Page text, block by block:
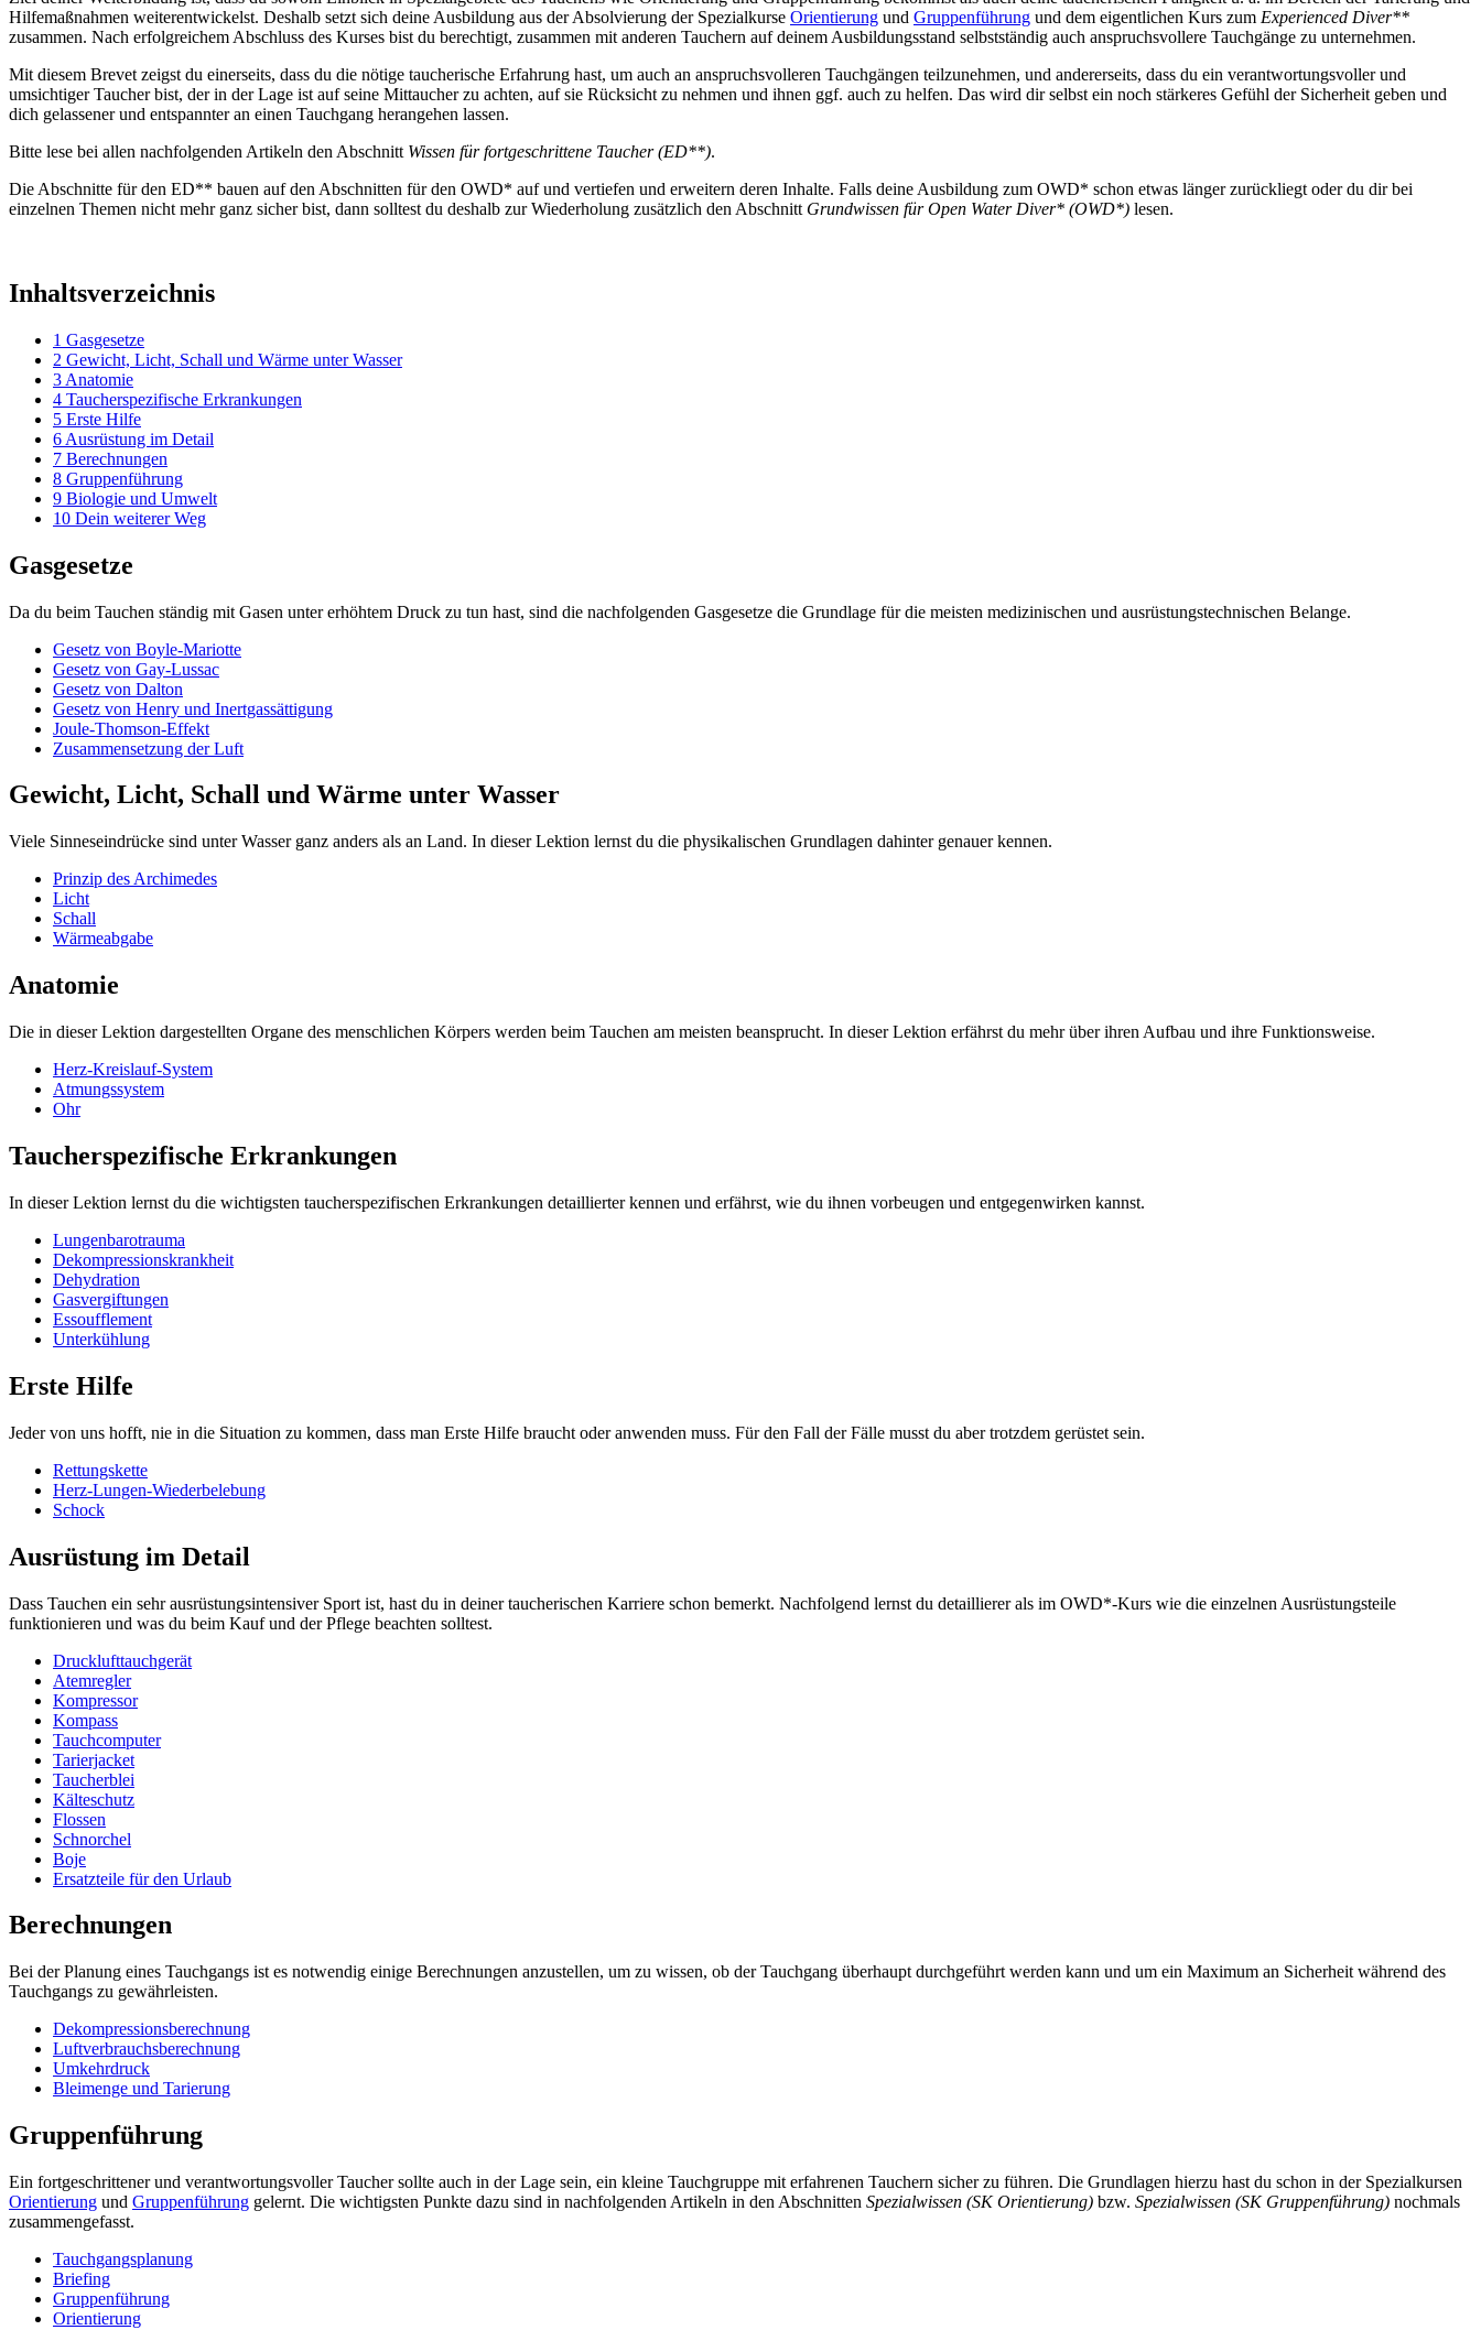
Hilfemaßnahmen weiterentwickelst. Deshalb setzt sich deine Ausbildung aus der Absolvierung der Spezialkurse Orientierung und Gruppenführung und dem eigentlichen Kurs zum Experienced Diver**
zusammen. Nach erfolgreichem Abschluss des Kurses bist du berechtigt, zusammen mit anderen Tauchern auf deinem Ausbildungsstand selbstständig auch anspruchsvollere Tauchgänge zu unternehmen.
Mit diesem Brevet zeigst du einerseits, dass du die nötige taucherische Erfahrung hast, um auch an anspruchsvolleren Tauchgängen teilzunehmen, und andererseits, dass du ein verantwortungsvoller und
umsichtiger Taucher bist, der in der Lage ist auf seine Mittaucher zu achten, auf sie Rücksicht zu nehmen und ihnen ggf. auch zu helfen. Das wird dir selbst ein noch stärkeres Gefühl der Sicherheit geben und
dich gelassener und entspannter an einen Tauchgang herangehen lassen.
Bitte lese bei allen nachfolgenden Artikeln den Abschnitt Wissen für fortgeschrittene Taucher (ED**).
Die Abschnitte für den ED** bauen auf den Abschnitten für den OWD* auf und vertiefen und erweitern deren Inhalte. Falls deine Ausbildung zum OWD* schon etwas länger zurückliegt oder du dir bei
einzelnen Themen nicht mehr ganz sicher bist, dann solltest du deshalb zur Wiederholung zusätzlich den Abschnitt Grundwissen für Open Water Diver* (OWD*) lesen.
Inhaltsverzeichnis
1 Gasgesetze
2 Gewicht, Licht, Schall und Wärme unter Wasser
3 Anatomie
4 Taucherspezifische Erkrankungen
5 Erste Hilfe
6 Ausrüstung im Detail
7 Berechnungen
8 Gruppenführung
9 Biologie und Umwelt
10 Dein weiterer Weg
Gasgesetze
Da du beim Tauchen ständig mit Gasen unter erhöhtem Druck zu tun hast, sind die nachfolgenden Gasgesetze die Grundlage für die meisten medizinischen und ausrüstungstechnischen Belange.
Gesetz von Boyle-Mariotte
Gesetz von Gay-Lussac
Gesetz von Dalton
Gesetz von Henry und Inertgassättigung
Joule-Thomson-Effekt
Zusammensetzung der Luft
Gewicht, Licht, Schall und Wärme unter Wasser
Viele Sinneseindrücke sind unter Wasser ganz anders als an Land. In dieser Lektion lernst du die physikalischen Grundlagen dahinter genauer kennen.
Prinzip des Archimedes
Licht
Schall
Wärmeabgabe
Anatomie
Die in dieser Lektion dargestellten Organe des menschlichen Körpers werden beim Tauchen am meisten beansprucht. In dieser Lektion erfährst du mehr über ihren Aufbau und ihre Funktionsweise.
Herz-Kreislauf-System
Atmungssystem
Ohr
Taucherspezifische Erkrankungen
In dieser Lektion lernst du die wichtigsten taucherspezifischen Erkrankungen detaillierter kennen und erfährst, wie du ihnen vorbeugen und entgegenwirken kannst.
Lungenbarotrauma
Dekompressionskrankheit
Dehydration
Gasvergiftungen
Essoufflement
Unterkühlung
Erste Hilfe
Jeder von uns hofft, nie in die Situation zu kommen, dass man Erste Hilfe braucht oder anwenden muss. Für den Fall der Fälle musst du aber trotzdem gerüstet sein.
Rettungskette
Herz-Lungen-Wiederbelebung
Schock
Ausrüstung im Detail
Dass Tauchen ein sehr ausrüstungsintensiver Sport ist, hast du in deiner taucherischen Karriere schon bemerkt. Nachfolgend lernst du detaillierer als im OWD*-Kurs wie die einzelnen Ausrüstungsteile
funktionieren und was du beim Kauf und der Pflege beachten solltest.
Drucklufttauchgerät
Atemregler
Kompressor
Kompass
Tauchcomputer
Tarierjacket
Taucherblei
Kälteschutz
Flossen
Schnorchel
Boje
Ersatzteile für den Urlaub
Berechnungen
Bei der Planung eines Tauchgangs ist es notwendig einige Berechnungen anzustellen, um zu wissen, ob der Tauchgang überhaupt durchgeführt werden kann und um ein Maximum an Sicherheit während des
Tauchgangs zu gewährleisten.
Dekompressionsberechnung
Luftverbrauchsberechnung
Umkehrdruck
Bleimenge und Tarierung
Gruppenführung
Ein fortgeschrittener und verantwortungsvoller Taucher sollte auch in der Lage sein, ein kleine Tauchgruppe mit erfahrenen Tauchern sicher zu führen. Die Grundlagen hierzu hast du schon in der Spezialkursen
Orientierung und Gruppenführung gelernt. Die wichtigsten Punkte dazu sind in nachfolgenden Artikeln in den Abschnitten Spezialwissen (SK Orientierung) bzw. Spezialwissen (SK Gruppenführung) nochmals
zusammengefasst.
Tauchgangsplanung
Briefing
Gruppenführung
Orientierung